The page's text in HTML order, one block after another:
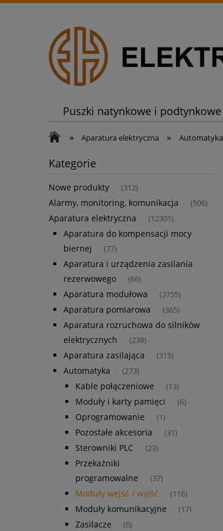
Puszki natynkowe i podtynkowe
» Aparatura elektryczna » Automatyka
Kategorie
Nowe produkty (312)
Alarmy, monitoring, komunikacja (506)
Aparatura elektryczna (12301)
Aparatura do kompensacji mocy
biernej
(77)
Aparatura i urządzenia zasilania
rezerwowego
(66)
Aparatura modułowa (3755)
Aparatura pomiarowa (365)
Aparatura rozruchowa do silników
elektrycznych
(238)
Aparatura zasilająca (315)
Automatyka (273)
Kable połączeniowe (13)
Moduły i karty pamięci (6)
Oprogramowanie (1)
Pozostałe akcesoria (31)
Sterowniki PLC (23)
Przekaźniki
programowalne
(37)
Moduły wejść / wyjść (116)
Moduły komunikacyjne (17)
Zasilacze (0)